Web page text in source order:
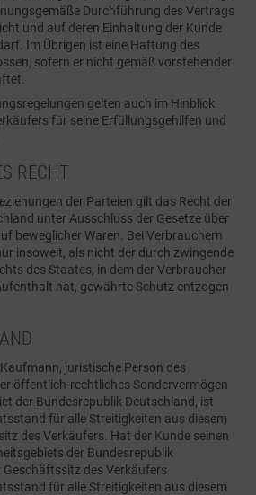
Durchführung des Vertrags
und auf deren Einhaltung der Kunde
Im Übrigen ist eine Haftung des
sofern er nicht gemäß vorstehender
gelten auch im Hinblick
für seine Erfüllungsgehilfen und
RECHT
der Parteien gilt das Recht der
unter Ausschluss der Gesetze über
beweglicher Waren. Bei Verbrauchern
insoweit, als nicht der durch zwingende
des Staates, in dem der Verbraucher
hat, gewährte Schutz entzogen
juristische Person des
öffentlich-rechtliches Sondervermögen
der Bundesrepublik Deutschland, ist
für alle Streitigkeiten aus diesem
des Verkäufers. Hat der Kunde seinen
der Bundesrepublik
Geschäftssitz des Verkäufers
für alle Streitigkeiten aus diesem